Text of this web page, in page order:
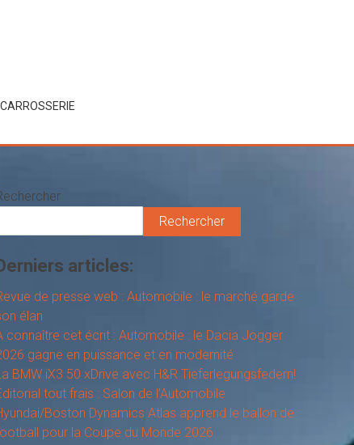
Rechercher
articles:
de presse web : Automobile : le marché garde
élan
connaître cet écrit : Automobile : le Dacia Jogger
gagne en puissance et en modernité
BMW iX3 50 xDrive avec H&R Tieferlegungsfedern!
tout frais : Salon de l’Automobile
Boston Dynamics Atlas apprend le ballon de
pour la Coupe du Monde 2026